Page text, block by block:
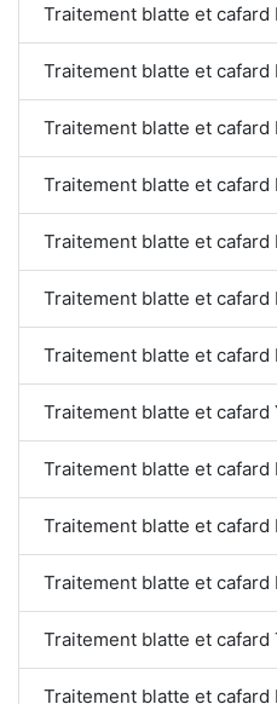
Traitement blatte et
Traitement blatte et cafard
Traitement blatte et
Traitement blatte et
Traitement blatte et cafard
Traitement blatte et cafard
Traitement blatte et cafard
Traitement blatte et cafard
Traitement blatte et cafard
Traitement blatte et cafard
Traitement blatte et cafard
Traitement blatte et
Traitement blatte et cafard